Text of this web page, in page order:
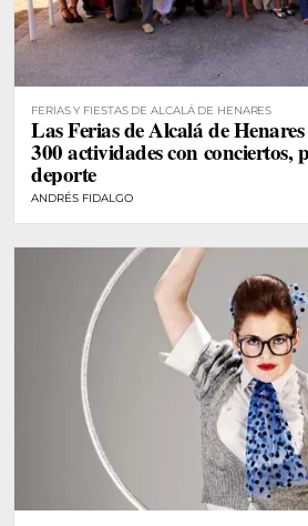
FERIAS Y FIESTAS DE ALCALÁ DE HENARES
Las Ferias de Alcalá de
300 actividades con conciertos,
deporte
ANDRÉS FIDALGO